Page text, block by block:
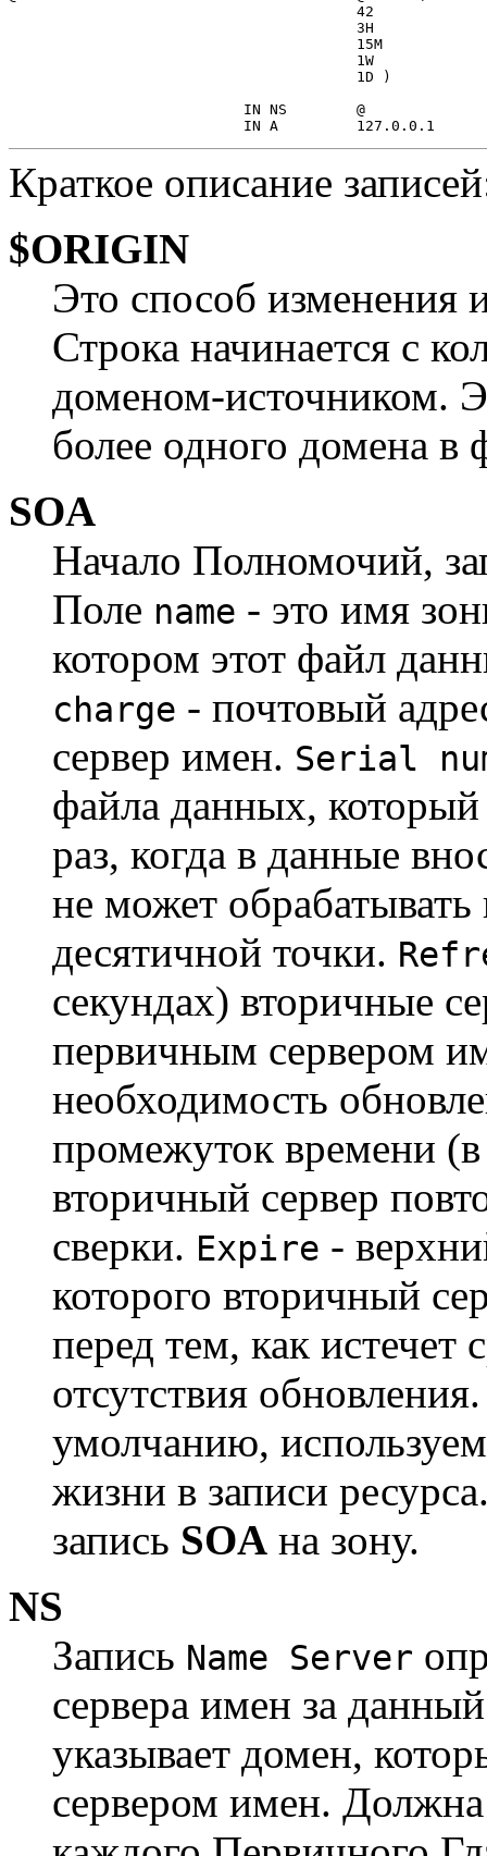
42
3H
15M
1W
1D )
                           IN NS        @
Кpаткое описание
$ORIGIN
Это способ изменения
Строка начинается с
доменом-источником.
более одного домена в
SOA
Начало Полномочий,
Поле name - это имя
котором этот файл
charge - почтовый
сервер имен. Serial
файла данных, который
раз, когда в данные
не может
десятичной точки.
секундах) вторичные
первичным сервером
необходимость
промежуток времени (в
вторичный сервер
сверки. Expire -
которого вторичный
перед тем, как истечет
отсутствия
умолчанию,
жизни в записи
запись SOA на зону.
NS
Запись Name Server
сервера имен за
указывает домен,
сервером имен.